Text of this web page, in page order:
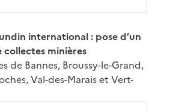
international : pose d’un
collectes minières
de Bannes, Broussy-le-Grand,
Val-des-Marais et Vert-